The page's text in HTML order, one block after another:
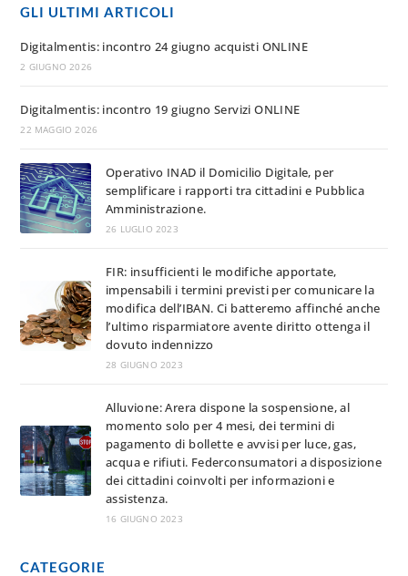
GLI ULTIMI ARTICOLI
Digitalmentis: incontro 24 giugno acquisti ONLINE
2 GIUGNO 2026
Digitalmentis: incontro 19 giugno Servizi ONLINE
22 MAGGIO 2026
​Operativo INAD il Domicilio Digitale, per
semplificare i rapporti tra cittadini e Pubblica
Amministrazione.
26 LUGLIO 2023
FIR: insufficienti le modifiche apportate,
impensabili i termini previsti per comunicare la
modifica dell’IBAN. Ci batteremo affinché anche
l’ultimo risparmiatore avente diritto ottenga il
dovuto indennizzo
28 GIUGNO 2023
Alluvione: Arera dispone la sospensione, al
momento solo per 4 mesi, dei termini di
pagamento di bollette e avvisi per luce, gas,
acqua e rifiuti. Federconsumatori a disposizione
dei cittadini coinvolti per informazioni e
assistenza.
16 GIUGNO 2023
CATEGORIE